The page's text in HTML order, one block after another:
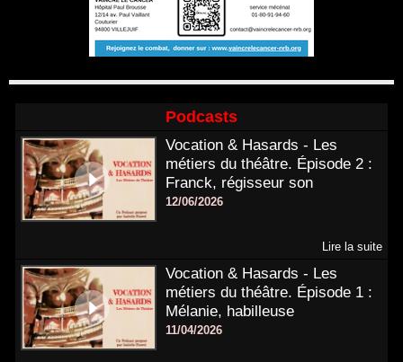
Podcasts
Vocation & Hasards - Les
métiers du théâtre. Épisode 2 :
Franck, régisseur son
12/06/2026
Lire la suite
Vocation & Hasards - Les
métiers du théâtre. Épisode 1 :
Mélanie, habilleuse
11/04/2026